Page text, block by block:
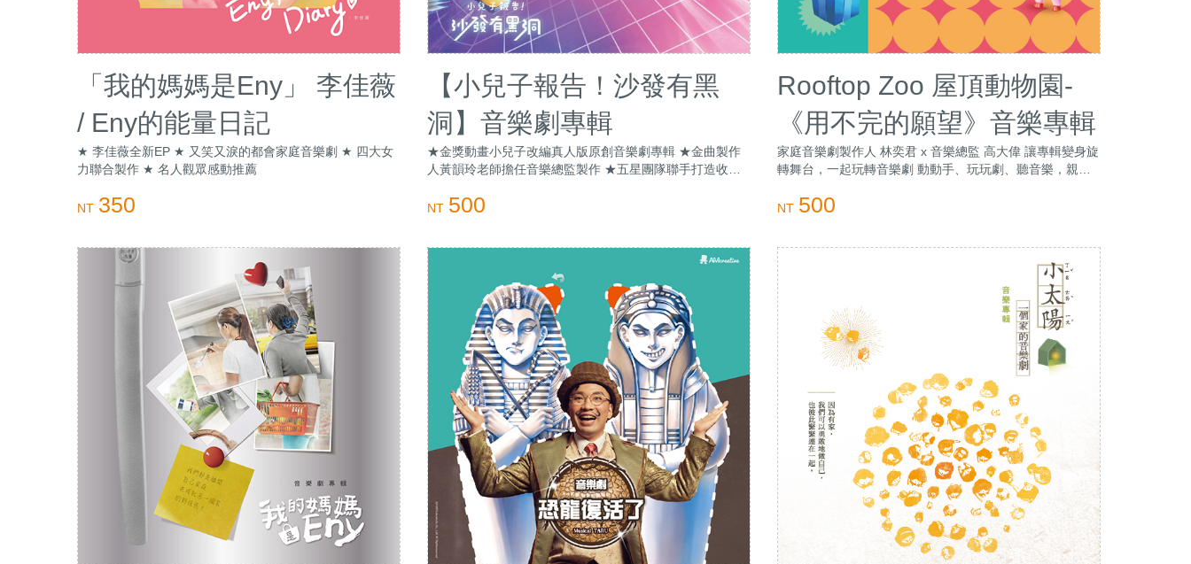
「我的媽媽是Eny」 李佳薇
/ Eny的能量日記
★ 李佳薇全新EP ★ 又笑又淚的都會家庭音樂劇 ★ 四大女
力聯合製作 ★ 名人觀眾感動推薦
NT 350
【小兒子報告！沙發有黑
洞】音樂劇專輯
★金獎動畫小兒子改編真人版原創音樂劇專輯 ★金曲製作
人黃韻玲老師擔任音樂總監製作 ★五星團隊聯手打造收錄
旋律 ★內含小兒子阿甯咕的家(立體書)
NT 500
Rooftop Zoo 屋頂動物園-
《用不完的願望》音樂專輯
家庭音樂劇製作人 林奕君 x 音樂總監 高大偉 讓專輯變身旋
轉舞台，一起玩轉音樂劇 動動手、玩玩劇、聽音樂，親子
NT 500